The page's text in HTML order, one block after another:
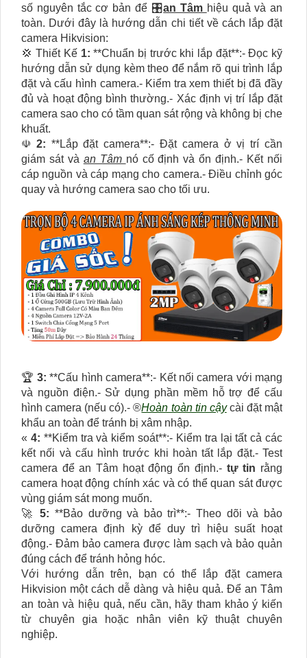
số nguyên tắc cơ bản để 🎛an Tâm hiệu quả và an
toàn. Dưới đây là hướng dẫn chi tiết về cách lắp đặt
camera Hikvision:
💢 Thiết Kế 1: **Chuẩn bị trước khi lắp đặt**:- Đọc kỹ
hướng dẫn sử dụng kèm theo để nắm rõ qui trình lắp
đặt và cấu hình camera.- Kiểm tra xem thiết bị đã đầy
đủ và hoạt động bình thường.- Xác định vị trí lắp đặt
camera sao cho có tầm quan sát rộng và không bị che
khuất.
☫ 2: **Lắp đặt camera**:- Đặt camera ở vị trí cần
giám sát và an Tâm nó cố định và ổn định.- Kết nối
cáp nguồn và cáp mạng cho camera.- Điều chỉnh góc
quay và hướng camera sao cho tối ưu.
️🏆3: **Cấu hình camera**:- Kết nối camera với mạng
và nguồn điện.- Sử dụng phần mềm hỗ trợ để cấu
hình camera (nếu có).- ®️Hoàn toàn tin cậycài đặt mật
khẩu an toàn để tránh bị xâm nhập.
« 4: **Kiểm tra và kiểm soát**:- Kiểm tra lại tất cả các
kết nối và cấu hình trước khi hoàn tất lắp đặt.- Test
camera để an Tâm hoạt động ổn định.- tự tin rằng
camera hoạt động chính xác và có thể quan sát được
vùng giám sát mong muốn.
🚀5: **Bảo dưỡng và bảo trì**:- Theo dõi và bảo
dưỡng camera định kỳ để duy trì hiệu suất hoạt
động.- Đảm bảo camera được làm sạch và bảo quản
đúng cách để tránh hỏng hóc.
Với hướng dẫn trên, bạn có thể lắp đặt camera
Hikvision một cách dễ dàng và hiệu quả. Để an Tâm
an toàn và hiệu quả, nếu cần, hãy tham khảo ý kiến
từ chuyên gia hoặc nhân viên kỹ thuật chuyên
nghiệp.